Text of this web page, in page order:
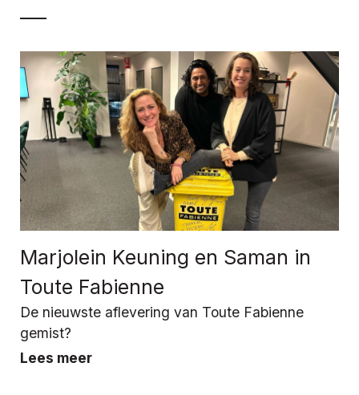
Marjolein Keuning en Saman in
Toute Fabienne
De nieuwste aflevering van Toute Fabienne
gemist?
Lees meer